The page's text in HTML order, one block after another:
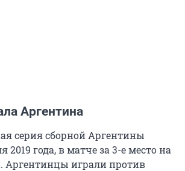
Аргентина
серия сборной Аргентины
2019 года, в матче за 3-е место на
Аргентинцы играли против